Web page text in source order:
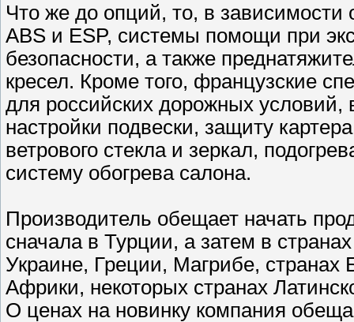
Что же до опций, то, в зависимости
ABS и ESP, системы помощи при
безопасности, а также
кресел. Кроме того, французские
для российских дорожных
настройки подвески, защиту
ветрового стекла и зеркал,
систему обогрева салона.
Производитель обещает начать
сначала в Турции, а затем в
Украине, Греции, Магрибе, странах
Африки, некоторых странах
О ценах на новинку компания